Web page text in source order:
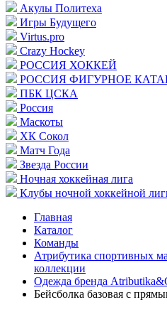
Акулы Политеха
Игры Будущего
Virtus.pro
Crazy Hockey
РОССИЯ ХОККЕЙ
РОССИЯ ФИГУРНОЕ
ПБК ЦСКА
Россия
Маскоты
ХК Сокол
Матч Года
Звезда России
Ночная хоккейная лига
Клубы ночной хоккейной
Главная
Каталог
Команды
Атрибутика спортивных
коллекции
Одежда бренда
Бейсболка базовая с